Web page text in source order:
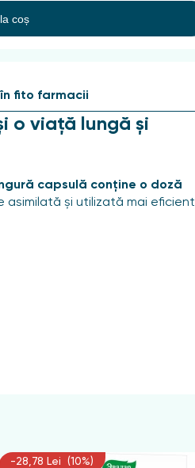
coș
o viață lungă și
capsulă conține o doză
și utilizată mai eficient
începe să scadă, iar între 40 și
fito farmacii
-28,78 Lei (10%)